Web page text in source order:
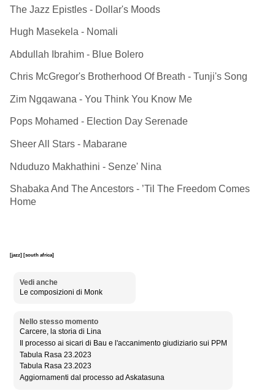
The Jazz Epistles - Dollar's Moods
Hugh Masekela - Nomali
Abdullah Ibrahim - Blue Bolero
Chris McGregor's Brotherhood Of Breath - Tunji's Song
Zim Ngqawana - You Think You Know Me
Pops Mohamed - Election Day Serenade
Sheer All Stars - Mabarane
Nduduzo Makhathini - Senze' Nina
Shabaka And The Ancestors - ’Til The Freedom Comes
Home
[jazz] [south africa]
Vedi anche
Le composizioni di Monk
Nello stesso momento
Carcere, la storia di Lina
Il processo ai sicari di Bau e l'accanimento giudiziario sui PPM
Tabula Rasa 23.2023
Tabula Rasa 23.2023
Aggiornamenti dal processo ad Askatasuna